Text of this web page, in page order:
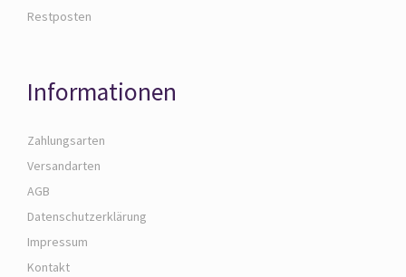
Restposten
Informationen
Zahlungsarten
Versandarten
AGB
Datenschutzerklärung
Impressum
Kontakt